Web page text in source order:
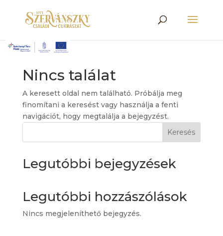
Nincs találat
A keresett oldal nem található. Próbálja meg
finomítani a keresést vagy használja a fenti
navigációt, hogy megtalálja a bejegyzést.
Keresés
Legutóbbi bejegyzések
Legutóbbi hozzászólások
Nincs megjeleníthető bejegyzés.